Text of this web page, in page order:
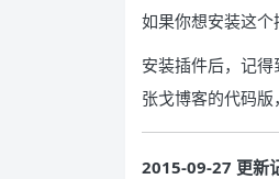
如果你想安装这个
安装插件后，记
张戈博客的代码版
2015-09-27 更新